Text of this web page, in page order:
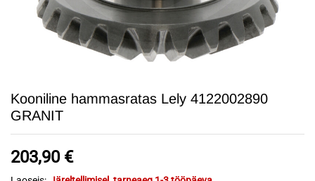
Kooniline hammasratas Lely 4122002890
GRANIT
203,90 €